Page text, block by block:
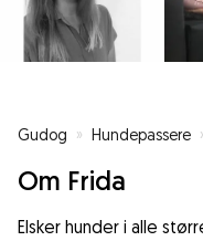
Gudog » Hundepassere
Om Frida
Elsker hunder i alle